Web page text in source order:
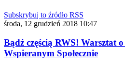
Subskrybuj to źródło RSS
środa, 12 grudzień 2018 10:47
Bądź częścią RWS! Warsztat
Wspieranym Społecznie